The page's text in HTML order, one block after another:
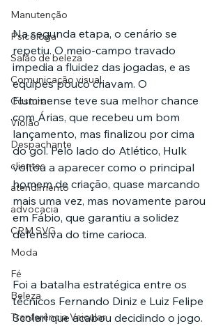
Manutenção
Psicóloga
Salão de beleza
Comunicação visual
Costura
Violão
Despachante
clientes
atendimento
advocacia
CRM SVG
Moda
Fé
Beleza
Tranferência Veicular
Na segunda etapa, o cenário se
repetiu. O meio-campo travado
impedia a fluidez das jogadas, e as
equipes pouco criavam. O
Fluminense teve sua melhor chance
com Árias, que recebeu um bom
lançamento, mas finalizou por cima
do gol. Pelo lado do Atlético, Hulk
voltou a aparecer como o principal
homem de criação, quase marcando
mais uma vez, mas novamente parou
em Fábio, que garantiu a solidez
defensiva do time carioca.
Foi a batalha estratégica entre os
técnicos Fernando Diniz e Luiz Felipe
Scolari que acabou decidindo o jogo.